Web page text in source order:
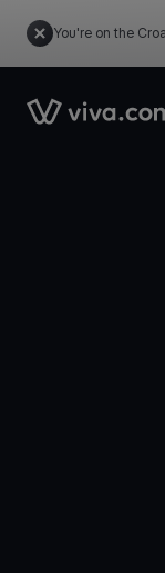
You're on the
Link to the